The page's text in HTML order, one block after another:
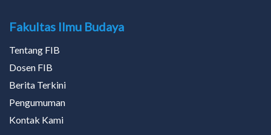
Fakultas Ilmu Budaya
Tentang FIB
Dosen FIB
Berita Terkini
Pengumuman
Kontak Kami